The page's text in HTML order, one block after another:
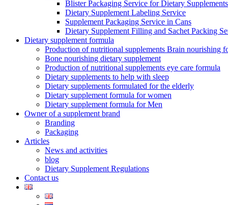
Blister Packaging Service for Dietary Supplements​
Dietary Supplement Labeling Service
Supplement Packaging Service in Cans
Dietary Supplement Filling and Sachet Packing
Dietary supplement formula
Production of nutritional supplements Brain nourishing
Bone nourishing dietary supplement
Production of nutritional supplements eye care formula
Dietary supplements to help with sleep
Dietary supplements formulated for the elderly
Dietary supplement formula for women
Dietary supplement formula for Men
Owner of a supplement brand
Branding
Packaging
Articles
News and activities
blog
Dietary Supplement Regulations
Contact us